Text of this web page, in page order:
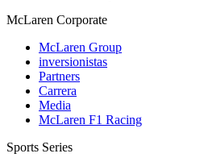
McLaren Corporate
McLaren Group
inversionistas
Partners
Carrera
Media
McLaren F1 Racing
Sports Series